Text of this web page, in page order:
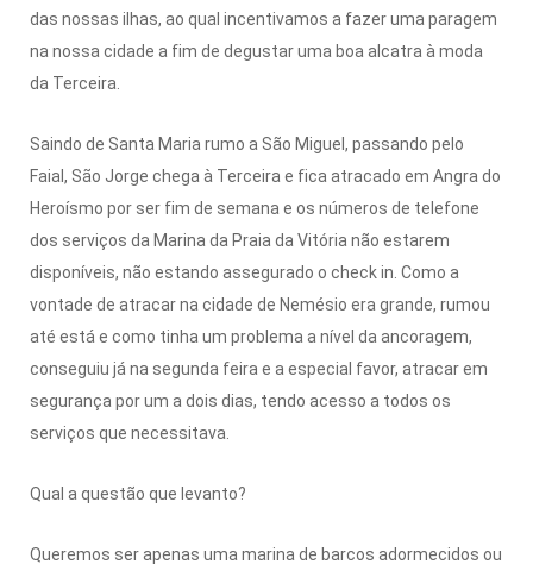
das nossas ilhas, ao qual incentivamos a fazer uma paragem
na nossa cidade a fim de degustar uma boa alcatra à moda
da Terceira.
Saindo de Santa Maria rumo a São Miguel, passando pelo
Faial, São Jorge chega à Terceira e fica atracado em Angra do
Heroísmo por ser fim de semana e os números de telefone
dos serviços da Marina da Praia da Vitória não estarem
disponíveis, não estando assegurado o check in. Como a
vontade de atracar na cidade de Nemésio era grande, rumou
até está e como tinha um problema a nível da ancoragem,
conseguiu já na segunda feira e a especial favor, atracar em
segurança por um a dois dias, tendo acesso a todos os
serviços que necessitava.
Qual a questão que levanto?
Queremos ser apenas uma marina de barcos adormecidos ou